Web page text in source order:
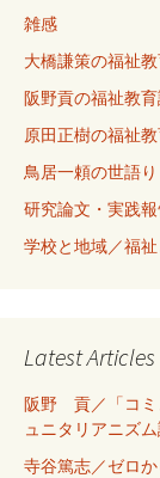
雑感
大橋謙策の福祉
阪野貢の福祉教
原田正樹の福祉
鳥居一頼の世語り
研究論文・実践
学校と地域／福
Latest
阪野 貢／「コミ
ュニタリアニズ
寺谷篤志／ゼロ